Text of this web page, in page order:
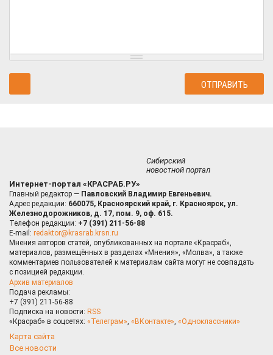
Сибирский
новостной портал
Интернет-портал «КРАСРАБ.РУ»
Главный редактор — Павловский Владимир Евгеньевич.
Адрес редакции: 660075, Красноярский край, г. Красноярск, ул.
Железнодорожников, д. 17, пом. 9, оф. 615.
Телефон редакции: +7 (391) 211-56-88
E-mail: redaktor@krasrab.krsn.ru
Мнения авторов статей, опубликованных на портале «Красраб»,
материалов, размещённых в разделах «Мнения», «Молва», а также
комментариев пользователей к материалам сайта могут не совпадать
с позицией редакции.
Архив материалов
Подача рекламы:
+7 (391) 211-56-88
Подписка на новости: RSS
«Красраб» в соцсетях: «Телеграм», «ВКонтакте», «Одноклассники»
Карта сайта
Все новости